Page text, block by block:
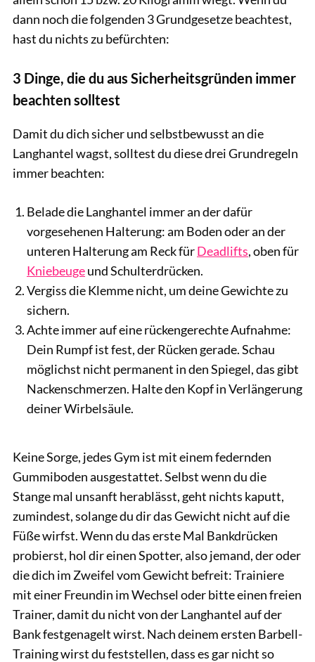
dann noch die folgenden 3 Grundgesetze beachtest,
hast du nichts zu befürchten:
3 Dinge, die du aus Sicherheitsgründen immer
beachten solltest
Damit du dich sicher und selbstbewusst an die
Langhantel wagst, solltest du diese drei Grundregeln
immer beachten:
Belade die Langhantel immer an der dafür
vorgesehenen Halterung: am Boden oder an der
unteren Halterung am Reck fürDeadlifts, oben für
Kniebeugeund Schulterdrücken.
Vergiss die Klemme nicht, um deine Gewichte zu
sichern.
Achte immer auf eine rückengerechte Aufnahme:
Dein Rumpf ist fest, der Rücken gerade. Schau
möglichst nicht permanent in den Spiegel, das gibt
Nackenschmerzen. Halte den Kopf in Verlängerung
deiner Wirbelsäule.
Keine Sorge, jedes Gym ist mit einem federnden
Gummiboden ausgestattet. Selbst wenn du die
Stange mal unsanft herablässt, geht nichts kaputt,
zumindest, solange du dir das Gewicht nicht auf die
Füße wirfst. Wenn dudas erste Mal Bankdrücken
probierst, hol dir einen Spotter, also jemand, der oder
die dich im Zweifel vom Gewicht befreit: Trainiere
mit einer Freundin im Wechsel oder bitte einen freien
Trainer, damit du nicht von der Langhantel auf der
Bank festgenagelt wirst. Nach deinem ersten Barbell-
Training wirst du feststellen, dass es gar nicht so